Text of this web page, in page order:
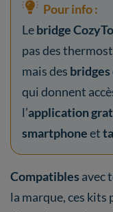
Pour info :
Lebridge
pas des
mais des
qui donnent
l’application
smartphoneet
Compatibles avec
la marque, ces kits